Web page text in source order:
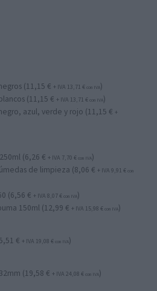
(11,15 € + IVA 13,71 € con IVA)
(11,15 € + IVA 13,71 € con IVA)
azul, verde y rojo (11,15 € +
(6,26 € + IVA 7,70 € con IVA)
de limpieza (8,06 € + IVA 9,91 € con
(6,56 € + IVA 8,07 € con IVA)
150ml (12,99 € + IVA 15,98 € con IVA)
€ + IVA 19,08 € con IVA)
(19,58 € + IVA 24,08 € con IVA)